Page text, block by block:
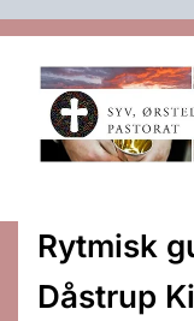
Rytmisk
Dåstrup